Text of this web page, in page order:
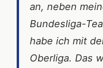
an, neben
Bundesliga-
habe ich mit
Oberliga. Das